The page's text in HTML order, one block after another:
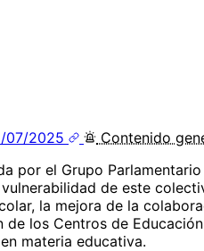
07/2025 Contenido
por el Grupo
de este
la mejora de la
los Centros de
materia educativa.